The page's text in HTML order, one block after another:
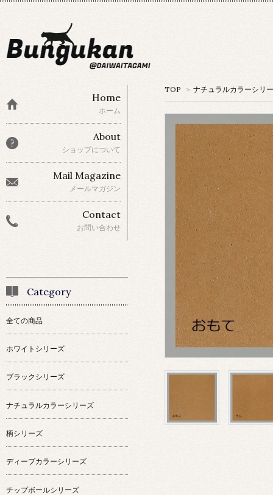
TOP > ナチュラルカラーシリ
Home
ホーム
About
ショップについて
Mail Magazine
メールマガジン
Contact
お問い合わせ
Category
全ての商品
ホワイトシリーズ
ブラックシリーズ
ナチュラルカラーシリーズ
柄シリーズ
ディープカラーシリーズ
チップボールシリーズ